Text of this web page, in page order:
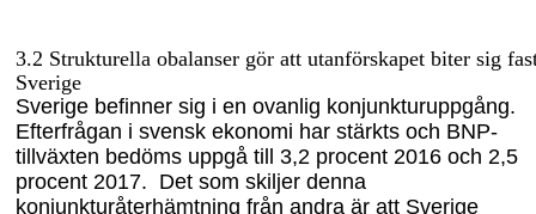
3.2 Strukturella obalanser gör att utanförskapet biter sig
Sverige
Sverige befinner sig i en ovanlig konjunkturuppgång.
Efterfrågan i svensk ekonomi har stärkts och BNP-
tillväxten bedöms uppgå till 3,2 procent 2016 och 2,5
procent 2017. Det som skiljer denna
konjunkturåterhämtning från andra är att Sverige